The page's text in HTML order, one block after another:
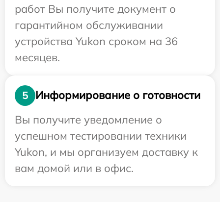
работ Вы получите документ о
гарантийном обслуживании
устройства Yukon сроком на 36
месяцев.
5
Информирование о готовности
Вы получите уведомление о
успешном тестировании техники
Yukon, и мы организуем доставку к
вам домой или в офис.